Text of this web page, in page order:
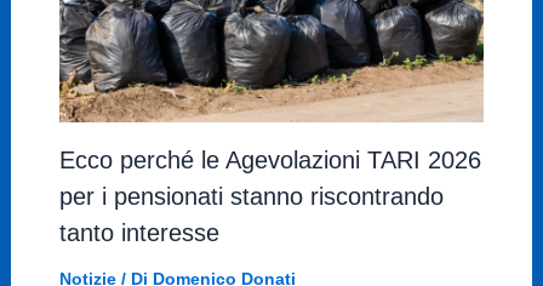
Ecco perché le Agevolazioni TARI 2026
per i pensionati stanno riscontrando
tanto interesse
Notizie/ Di Domenico Donati